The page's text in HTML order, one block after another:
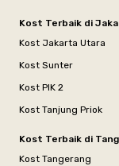
Kost Terbaik di
Kost Jakarta Utara
Kost Sunter
Kost PIK 2
Kost Tanjung Priok
Kost Terbaik di
Kost Tangerang